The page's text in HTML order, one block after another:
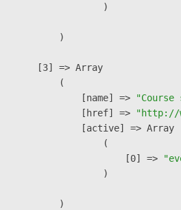
                )
        )
    [3] => Array
        (
            [name] =>
            [href] =>
"http://
            [active] => Array
                (
                    [0] =>
                )
        )